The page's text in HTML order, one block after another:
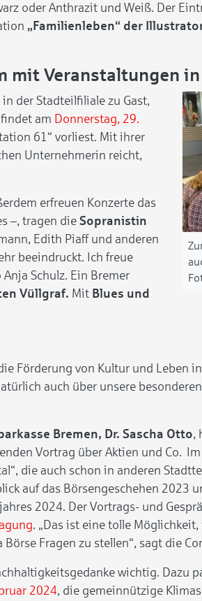
oder Anthrazit und Weiß. Der
„Familienleben“ der
mit Veranstaltungen
der Stadteilfiliale zu Gast,
am Donnerstag, 29.
61“ vorliest. Mit ihrer
Unternehmerin reicht,
erfreuen Konzerte das
–, tragen die Sopranistin
Edith Piaff und anderen
beeindruckt. Ich freue
Schulz. Ein Bremer
Vüllgraf. Mit Blues und
Förderung von Kultur und Leben
auch über unsere
Bremen, Dr. Sascha Otto,
Vortrag über Aktien und Co.
die auch schon in anderen
auf das Börsengeschehen 2023
2024. Der Vortrags- und
. „Das ist eine tolle
Fragen zu stellen“, sagt die
wichtig. Dazu
2024, die gemeinnützige